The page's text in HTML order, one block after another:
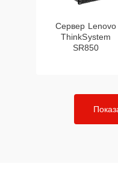
Сервер Lenovo
ThinkSystem
SR850